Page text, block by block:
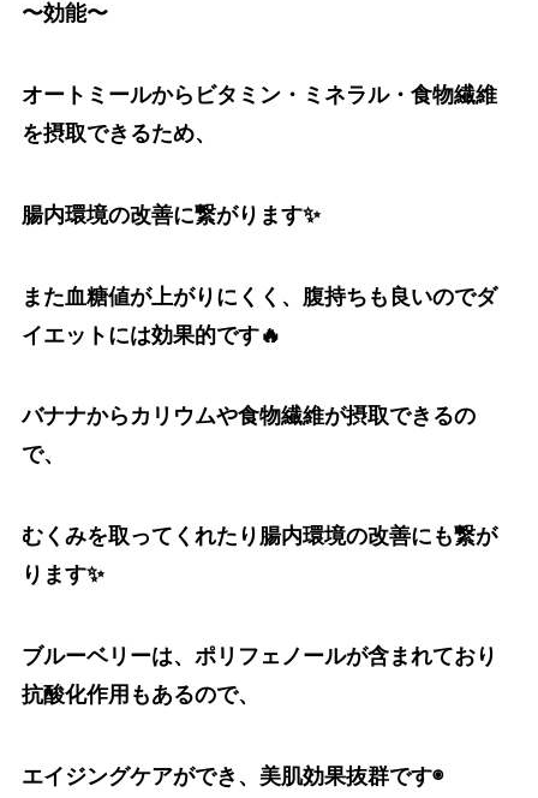
〜効能〜
オートミールからビタミン・ミネラル・食物繊維
を摂取できるため、
腸内環境の改善に繋がります✨
また血糖値が上がりにくく、腹持ちも良いのでダ
イエットには効果的です🔥
バナナからカリウムや食物繊維が摂取できるの
で、
むくみを取ってくれたり腸内環境の改善にも繋が
ります✨
ブルーベリーは、ポリフェノールが含まれており
抗酸化作用もあるので、
エイジングケアができ、美肌効果抜群です◉